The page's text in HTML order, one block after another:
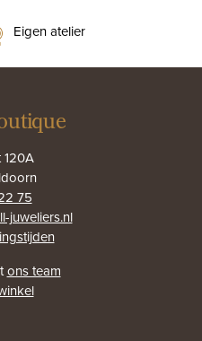
Eigen atelier
75
juweliers.nl
ons team